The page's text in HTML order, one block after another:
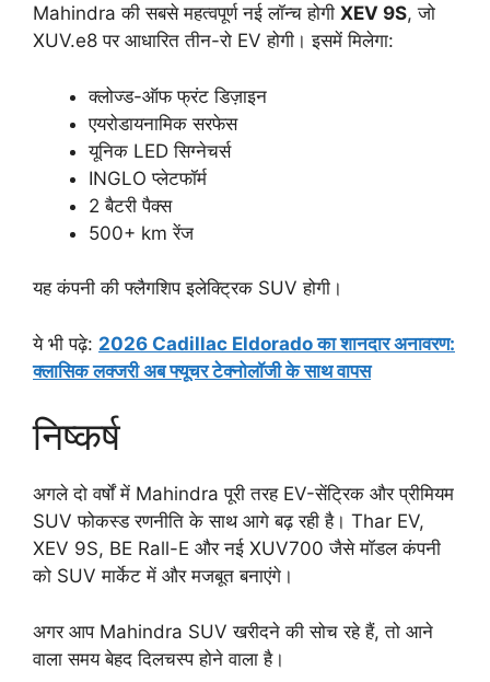
Mahindra की सबसे महत्वपूर्ण नई लॉन्च होगी XEV 9S, जो
XUV.e8 पर आधारित तीन-रो EV होगी। इसमें मिलेगा:
क्लोज्ड-ऑफ फ्रंट डिज़ाइन
एयरोडायनामिक सरफेस
यूनिक LED सिग्नेचर्स
INGLO प्लेटफॉर्म
2 बैटरी पैक्स
500+ km रेंज
यह कंपनी की फ्लैगशिप इलेक्ट्रिक SUV होगी।
ये भी पढ़े: 2026 Cadillac Eldorado का शानदार अनावरण:
क्लासिक लक्जरी अब फ्यूचर टेक्नोलॉजी के साथ वापस
निष्कर्ष
अगले दो वर्षों में Mahindra पूरी तरह EV-सेंट्रिक और प्रीमियम
SUV फोकस्ड रणनीति के साथ आगे बढ़ रही है। Thar EV,
XEV 9S, BE Rall-E और नई XUV700 जैसे मॉडल कंपनी
को SUV मार्केट में और मजबूत बनाएंगे।
अगर आप Mahindra SUV खरीदने की सोच रहे हैं, तो आने
वाला समय बेहद दिलचस्प होने वाला है।